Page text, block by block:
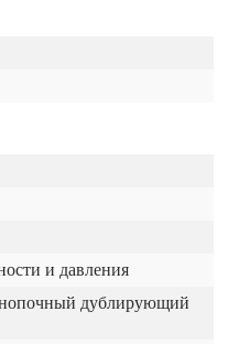
и давления
дублирующий